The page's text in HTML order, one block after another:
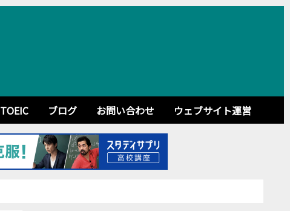
TOEIC ブログ お問い合わせ ウェブサイト運営